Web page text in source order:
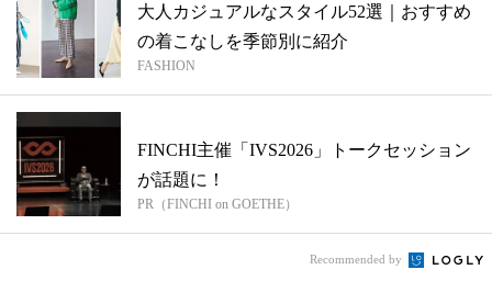
大人カジュアルなスタイル52選｜おすすめ
の着こなしを季節別に紹介
FASHION
FINCHI主催「IVS2026」トークセッション
が話題に！
PR（FINCHI on GOETHE）
Recommended by